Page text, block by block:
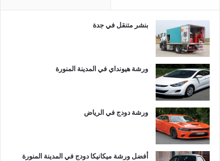
بنشر متنقل في جدة
ورشة هيونداي في المدينة المنورة
ورشة دودج في الرياض
أفضل ورشة ميكانيكا دودج في المدينة المنورة